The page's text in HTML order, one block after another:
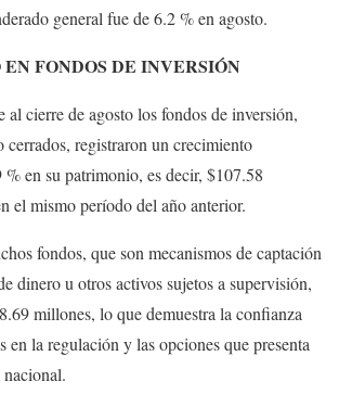
general fue de 6.2 % en agosto.
FONDOS DE INVERSIÓN
al cierre de agosto los fondos de inversión,
cerrados, registraron un crecimiento
en su patrimonio, es decir, $107.58
el mismo período del año anterior.
fondos, que son mecanismos de captación
dinero u otros activos sujetos a supervisión,
millones, lo que demuestra la confianza
en la regulación y las opciones que presenta